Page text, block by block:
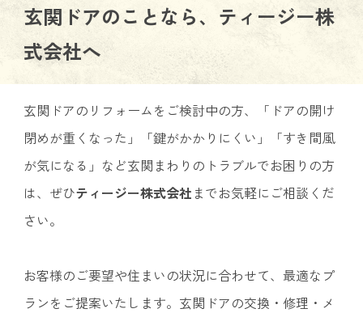
玄関ドアのことなら、ティージー株
式会社へ
玄関ドアのリフォームをご検討中の方、「ドアの開け
閉めが重くなった」「鍵がかかりにくい」「すき間風
が気になる」など玄関まわりのトラブルでお困りの方
は、ぜひティージー株式会社 までお気軽にご相談くだ
さい。
お客様のご要望や住まいの状況に合わせて、最適なプ
ランをご提案いたします。玄関ドアの交換・修理・メ